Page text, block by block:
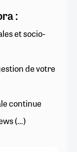
:
et socio-
de votre
continue
(…)